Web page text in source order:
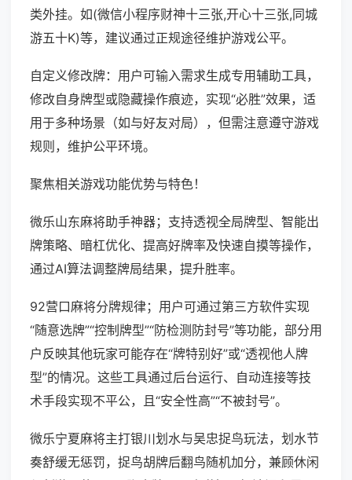
类外挂。如(微信小程序财神十三张,开心十三张,同城
游五十K)等，建议通过正规途径维护游戏公平。
自定义修改牌：用户可输入需求生成专用辅助工具，
修改自身牌型或隐藏操作痕迹，实现“必胜”效果，适
用于多种场景（如与好友对局），但需注意遵守游戏
规则，维护公平环境。
聚焦相关游戏功能优势与特色！
微乐山东麻将助手神器；支持透视全局牌型、智能出
牌策略、暗杠优化、提高好牌率及快速自摸等操作，
通过AI算法调整牌局结果，提升胜率。
92营口麻将分牌规律；用户可通过第三方软件实现
“随意选牌”“控制牌型”“防检测防封号”等功能，部分用
户反映其他玩家可能存在“牌特别好”或“透视他人牌
型”的情况。这些工具通过后台运行、自动连接等技
术手段实现不平公，且“安全性高”“不被封号”。
微乐宁夏麻将主打银川划水与吴忠捉鸟玩法，划水节
奏舒缓无惩罚，捉鸟胡牌后翻鸟随机加分，兼顾休闲